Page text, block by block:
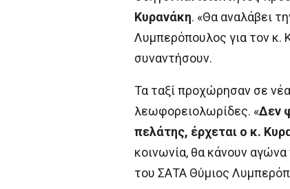
Κυρανάκη. «Θα αναλάβει
Λυμπερόπουλος για τον κ.
συναντήσουν.
Τα ταξί προχώρησαν σε
λεωφορειολωρίδες. «Δεν
πελάτης, έρχεται ο κ.
κοινωνία, θα κάνουν
του ΣΑΤΑ Θύμιος